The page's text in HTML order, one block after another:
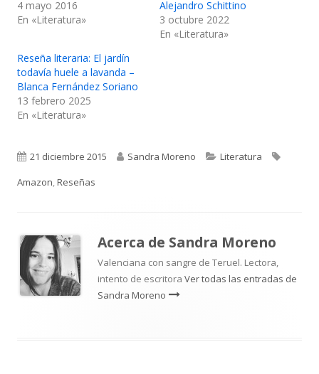
4 mayo 2016
En «Literatura»
Alejandro Schittino
3 octubre 2022
En «Literatura»
Reseña literaria: El jardín
todavía huele a lavanda –
Blanca Fernández Soriano
13 febrero 2025
En «Literatura»
Publicado
el
21 diciembre 2015 Autor
Sandra Moreno Categorías
Literatura
Amazon,Reseñas
Acerca de Sandra Moreno
Valenciana con sangre de Teruel. Lectora,
intento de escritora Ver todas las entradas de
Sandra Moreno